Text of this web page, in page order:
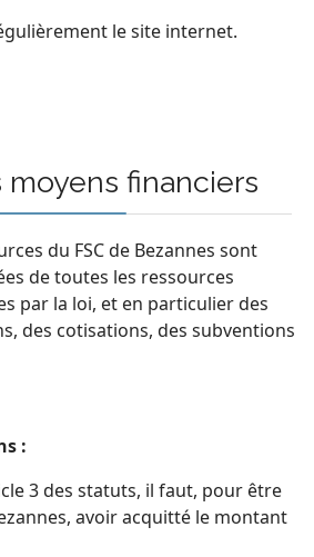
le site internet.
moyens financiers
du FSC de Bezannes sont
de toutes les ressources
par la loi, et en particulier des
des cotisations, des subventions
:
3 des statuts, il faut, pour être
avoir acquitté le montant